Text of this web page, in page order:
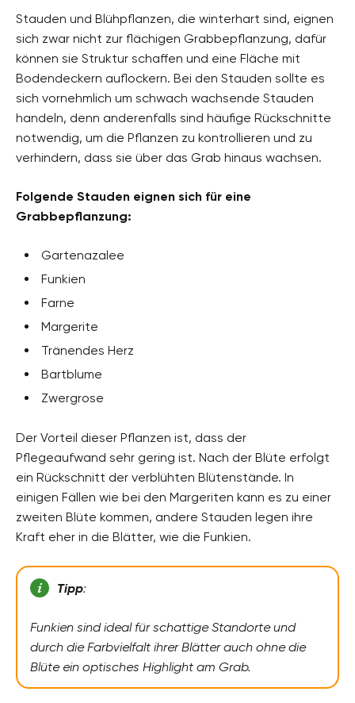
Stauden und Blühpflanzen, die winterhart sind, eignen
sich zwar nicht zur flächigen Grabbepflanzung, dafür
können sie Struktur schaffen und eine Fläche mit
Bodendeckern auflockern. Bei den Stauden sollte es
sich vornehmlich um schwach wachsende Stauden
handeln, denn anderenfalls sind häufige Rückschnitte
notwendig, um die Pflanzen zu kontrollieren und zu
verhindern, dass sie über das Grab hinaus wachsen.
Folgende Stauden eignen sich für eine
Grabbepflanzung:
Gartenazalee
Funkien
Farne
Margerite
Tränendes Herz
Bartblume
Zwergrose
Der Vorteil dieser Pflanzen ist, dass der
Pflegeaufwand sehr gering ist. Nach der Blüte erfolgt
ein Rückschnitt der verblühten Blütenstände. In
einigen Fällen wie bei den Margeriten kann es zu einer
zweiten Blüte kommen, andere Stauden legen ihre
Kraft eher in die Blätter, wie die Funkien.
Tipp:
Funkien sind ideal für schattige Standorte und
durch die Farbvielfalt ihrer Blätter auch ohne die
Blüte ein optisches Highlight am Grab.